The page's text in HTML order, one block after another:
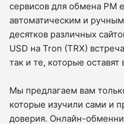
сервисов для обмена PM
автоматическим и
десятков различных
USD на Tron (TRX)
так и те, которые
Мы предлагаем вам
которые изучили сами и
доверия. Онлайн-